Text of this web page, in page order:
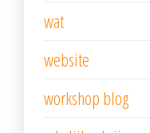
wat
website
workshop blog